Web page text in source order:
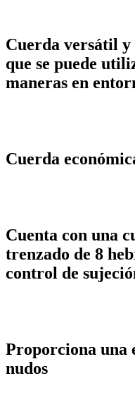
Cuerda versátil y
que se puede
maneras en
Cuerda
Cuenta con una
trenzado de 8
control de
Proporciona una
nudos